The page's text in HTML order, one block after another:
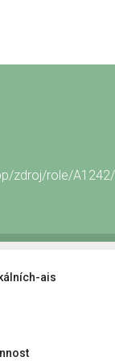
zdroj/role/
ais